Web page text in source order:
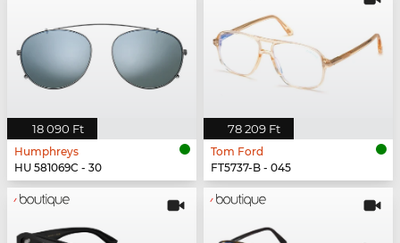
18 090 Ft
Humphreys
HU 581069C - 30
78 209 Ft
Tom Ford
FT5737-B - 045